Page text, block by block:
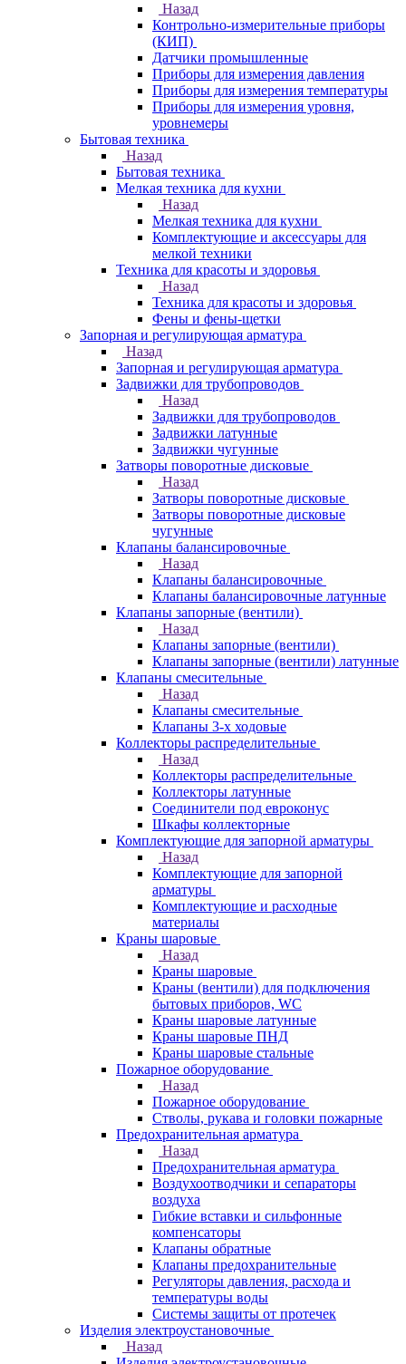
Назад
Контрольно-измерительные приборы
(КИП)
Датчики промышленные
Приборы для измерения давления
Приборы для измерения температуры
Приборы для измерения уровня,
уровнемеры
Бытовая техника
Назад
Бытовая техника
Мелкая техника для кухни
Назад
Мелкая техника для кухни
Комплектующие и аксессуары для
мелкой техники
Техника для красоты и здоровья
Назад
Техника для красоты и здоровья
Фены и фены-щетки
Запорная и регулирующая арматура
Назад
Запорная и регулирующая арматура
Задвижки для трубопроводов
Назад
Задвижки для трубопроводов
Задвижки латунные
Задвижки чугунные
Затворы поворотные дисковые
Назад
Затворы поворотные дисковые
Затворы поворотные дисковые
чугунные
Клапаны балансировочные
Назад
Клапаны балансировочные
Клапаны балансировочные латунные
Клапаны запорные (вентили)
Назад
Клапаны запорные (вентили)
Клапаны запорные (вентили) латунные
Клапаны смесительные
Назад
Клапаны смесительные
Клапаны 3-х ходовые
Коллекторы распределительные
Назад
Коллекторы распределительные
Коллекторы латунные
Соединители под евроконус
Шкафы коллекторные
Комплектующие для запорной арматуры
Назад
Комплектующие для запорной
арматуры
Комплектующие и расходные
материалы
Краны шаровые
Назад
Краны шаровые
Краны (вентили) для подключения
бытовых приборов, WC
Краны шаровые латунные
Краны шаровые ПНД
Краны шаровые стальные
Пожарное оборудование
Назад
Пожарное оборудование
Стволы, рукава и головки пожарные
Предохранительная арматура
Назад
Предохранительная арматура
Воздухоотводчики и сепараторы
воздуха
Гибкие вставки и сильфонные
компенсаторы
Клапаны обратные
Клапаны предохранительные
Регуляторы давления, расхода и
температуры воды
Системы защиты от протечек
Изделия электроустановочные
Назад